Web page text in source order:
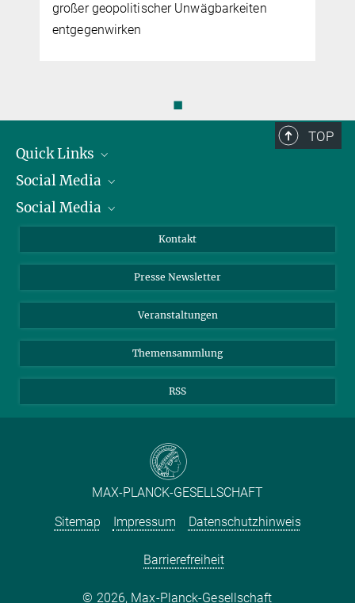
großer geopolitischer Unwägbarkeiten
entgegenwirken
◼
TOP
Quick Links
Präsident
Zahlen und Fakten
Social Media
Bluesky
TikTok
Social Media
Instagram
YouTube
Kontakt
Presse Newsletter
Veranstaltungen
Themensammlung
RSS
MAX-PLANCK-GESELLSCHAFT
Sitemap
Impressum Datenschutzhinweis
Barrierefreiheit
2026, Max-Planck-Gesellschaft